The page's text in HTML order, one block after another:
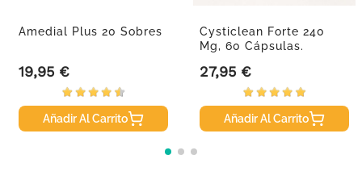
Amedial Plus 20 Sobres
Precio
19,95 €
Añadir Al Carrito
Cysticlean Forte 240
Mg, 60 Cápsulas.
Precio
27,95 €
Añadir Al Carrito